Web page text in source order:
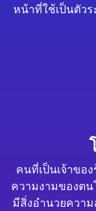
หน้าที่ใช้เป็นตัว
คนที่เป็นเจ้าขอ
ความงามของตน
มีสิ่งอำนวยควา